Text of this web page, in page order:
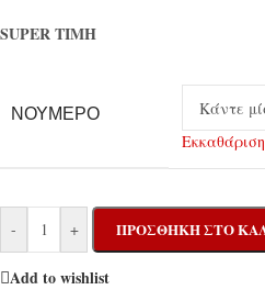
SUPER ΤΙΜΗ
ΝΟΎΜΕΡΟ
Εκκαθάριση
- + ΠΡΟΣΘΉΚΗ ΣΤΟ
Add to wishlist